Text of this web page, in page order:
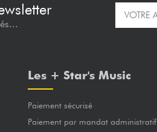
Les + Star's Music
Paiement sécurisé
Paiement par mandat administratif